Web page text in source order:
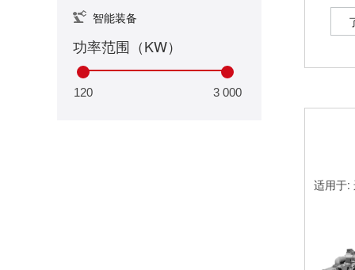
智能装备
功率范围（KW）
120 3 000
适用于: